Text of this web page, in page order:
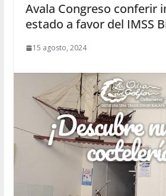
Avala Congreso conferir
estado a favor del IMSS
15 agosto, 2024